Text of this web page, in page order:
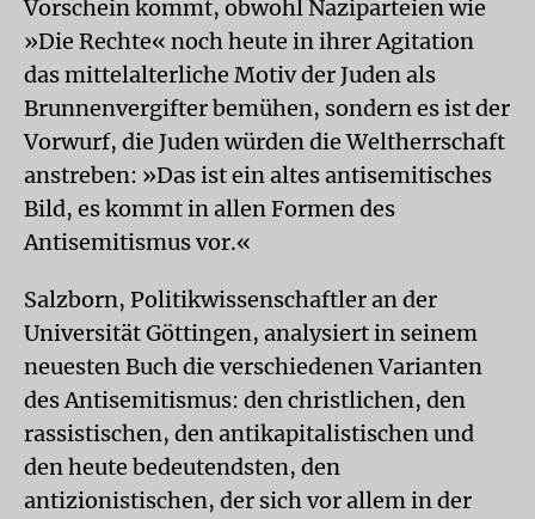
Vorschein kommt, obwohl Naziparteien wie
»Die Rechte« noch heute in ihrer Agitation
das mittelalterliche Motiv der Juden als
Brunnenvergifter bemühen, sondern es ist der
Vorwurf, die Juden würden die Weltherrschaft
anstreben: »Das ist ein altes antisemitisches
Bild, es kommt in allen Formen des
Antisemitismus vor.«
Salzborn, Politikwissenschaftler an der
Universität Göttingen, analysiert in seinem
neuesten Buch die verschiedenen Varianten
des Antisemitismus: den christlichen, den
rassistischen, den antikapitalistischen und
den heute bedeutendsten, den
antizionistischen, der sich vor allem in der